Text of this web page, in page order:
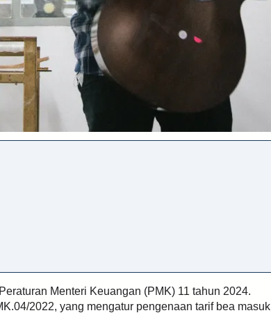
Menteri Keuangan (PMK) 11 tahun 2024.
2022, yang mengatur pengenaan tarif bea masuk